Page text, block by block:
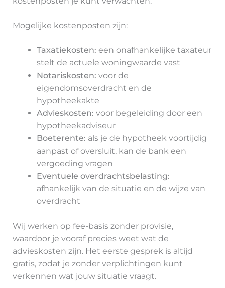
Mogelijke kostenposten zijn:
Taxatiekosten: een onafhankelijke taxateur
stelt de actuele woningwaarde vast
Notariskosten: voor de
eigendomsoverdracht en de
hypotheekakte
Advieskosten: voor begeleiding door een
hypotheekadviseur
Boeterente: als je de hypotheek voortijdig
aanpast of oversluit, kan de bank een
vergoeding vragen
Eventuele overdrachtsbelasting:
afhankelijk van de situatie en de wijze van
overdracht
Wij werken op fee-basis zonder provisie,
waardoor je vooraf precies weet wat de
advieskosten zijn. Het eerste gesprek is altijd
gratis, zodat je zonder verplichtingen kunt
verkennen wat jouw situatie vraagt.